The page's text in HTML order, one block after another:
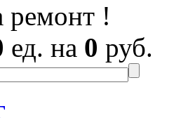
ремонт !
ед. на 0 руб.